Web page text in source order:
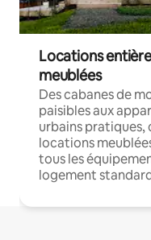
Locations
meublées
Des cabanes de
paisibles aux
urbains pratiques,
locations
tous les
logement